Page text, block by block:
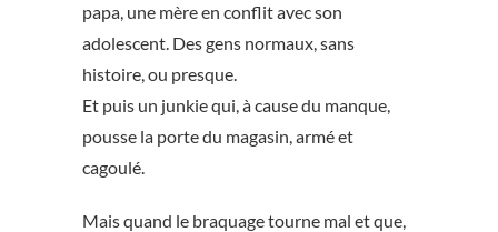
papa, une mère en conflit avec son
adolescent. Des gens normaux, sans
histoire, ou presque.
Et puis un junkie qui, à cause du manque,
pousse la porte du magasin, armé et
cagoulé.
Mais quand le braquage tourne mal et que,